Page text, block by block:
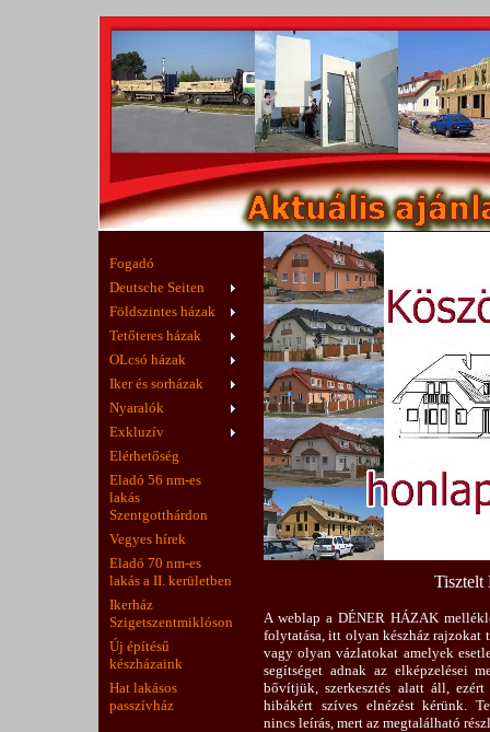
Fogadó
Deutsche Seiten
Földszintes házak
Tetőteres házak
OLcsó házak
Iker és sorházak
Nyaralók
Exkluzív
Elérhetőség
Eladó 56 nm-es
lakás
Szentgotthárdon
Vegyes hírek
Eladó 70 nm-es
lakás a II. kerületben
Ikerház
Szigetszentmiklóson
Új építésű
készházaink
Hat lakásos
passzívház
Tisztelt
A weblap a DÉNER HÁZAK
folytatása, itt olyan készház rajzokat
vagy olyan vázlatokat amelyek
segítséget adnak az elképzelései
bővítjük, szerkesztés alatt áll,
hibákért szíves elnézést kérünk.
nincs leírás, mert az megtalálható